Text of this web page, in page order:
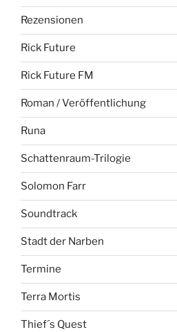
Rezensionen
Rick Future
Rick Future FM
Roman / Veröffentlichung
Runa
Schattenraum-Trilogie
Solomon Farr
Soundtrack
Stadt der Narben
Termine
Terra Mortis
Thief´s Quest